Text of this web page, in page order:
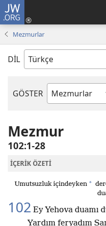
JW.ORG
Mezmurlar
DİL
GÖSTER
Kutsal
Mezmur
102:1-28
İÇERİK ÖZETİ
Umutsuzluk içindeyken *
102 Ey Yehova duamı
Yardım feryadım